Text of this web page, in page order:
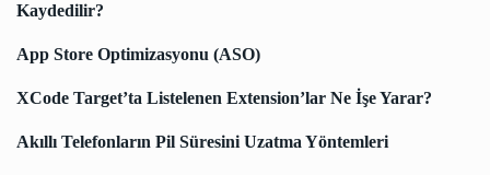
Kaydedilir?
App Store Optimizasyonu (ASO)
XCode Target’ta Listelenen Extension’lar Ne İşe Yarar?
Akıllı Telefonların Pil Süresini Uzatma Yöntemleri